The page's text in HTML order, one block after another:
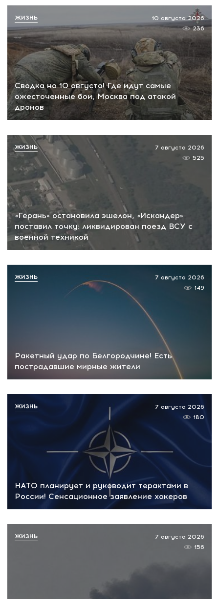
Сводка на 10 августа! Где идут самые
ожесточенные бои, Москва под атакой
дронов
10 августа 2026
236
ЖИЗНЬ
«Герань» остановила эшелон, «Искандер»
поставил точку: ликвидирован поезд ВСУ с
военной техникой
7 августа 2026
525
ЖИЗНЬ
Ракетный удар по Белгородчине! Есть
пострадавшие мирные жители
7 августа 2026
149
ЖИЗНЬ
НАТО планирует и руководит терактами в
России! Сенсационное заявление хакеров
7 августа 2026
180
ЖИЗНЬ
7 августа 2026
156
ЖИЗНЬ